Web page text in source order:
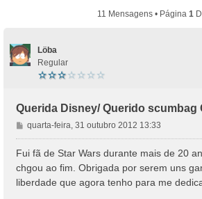
11 Mensagens • Página 1
Löba
Regular
Querida Disney/ Querido scumbag
M
e
n
a
g
quarta-feira, 31 outubro 2012 13:33
Fui fã de Star Wars durante mais de 20
chgou ao fim. Obrigada por serem uns
liberdade que agora tenho para me